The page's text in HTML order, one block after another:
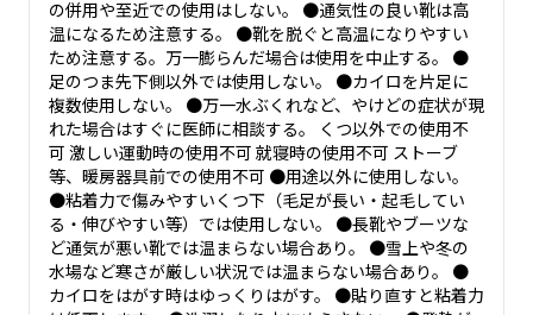
の併用や至近での使用はしない。 ●通気性の良い靴は高
温になるため注意する。 ●靴を脱ぐと高温になりやすい
ため注意する。万一膨らんだ場合は使用を中止する。 ●
足のつま先下側以外では使用しない。 ●カイロを片足に
複数使用しない。 ●万一水ぶくれなど、やけどの症状が現
れた場合はすぐに医師に相談する。 くつ以外での使用不
可 激しい運動時の使用不可 就寝時の使用不可 ストーブ
等、暖房器具前での使用不可 ●用途以外に使用しない。
●粘着力で傷みやすいくつ下（毛足が長い・起毛してい
る・伸びやすい等）では使用しない。 ●長靴やブーツな
ど通気が悪い靴では温まらない場合あり。 ●雪上や冬の
水場など寒さが厳しい状況では温まらない場合あり。 ●
カイロをはがす時はゆっくりはがす。 ●貼り直すと粘着力